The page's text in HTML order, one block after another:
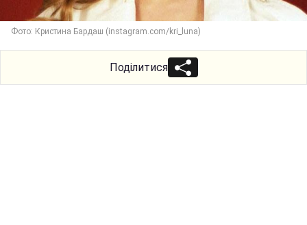
Фото: Кристина Бардаш (instagram.com/kri_luna)
Поділитися